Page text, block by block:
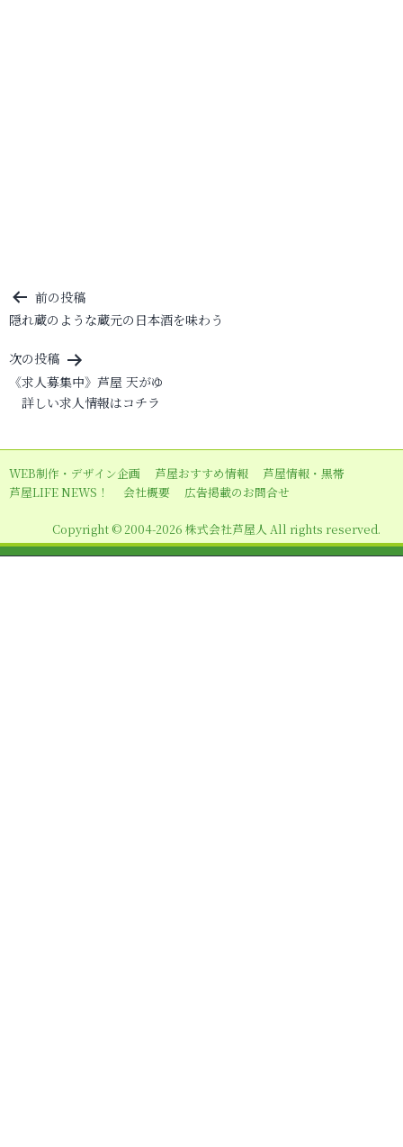
投
稿
ナ
ビ
ゲ
シ
ョ
前の投稿
隠れ蔵のような蔵元の日本酒を味わう
次の投稿
《求人募集中》芦屋 天がゆ
詳しい求人情報はコチラ
WEB制作・デザイン企画 芦屋おすすめ情報
芦屋情報・黒帯
芦屋LIFE NEWS！
会社概要 広告掲載のお問合せ
Copyright © 2004-2026 株式会社芦屋人 All rights reserved.